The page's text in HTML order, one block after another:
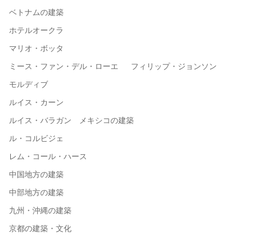
ベトナムの建築
ホテルオークラ
マリオ・ボッタ
ミース・ファン・デル・ローエ フィリップ・ジョンソン
モルディブ
ルイス・カーン
ルイス・バラガン メキシコの建築
ル・コルビジェ
レム・コール・ハース
中国地方の建築
中部地方の建築
九州・沖縄の建築
京都の建築・文化